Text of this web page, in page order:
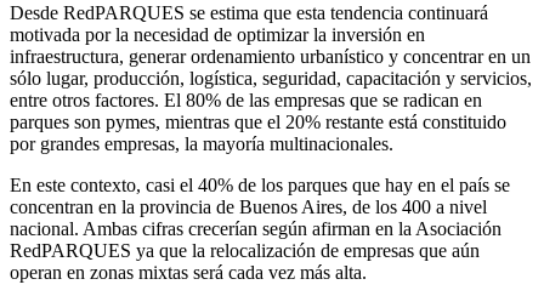
Desde RedPARQUES se estima que esta tendencia continuará
motivada por la necesidad de optimizar la inversión en
infraestructura, generar ordenamiento urbanístico y concentrar en un
sólo lugar, producción, logística, seguridad, capacitación y servicios,
entre otros factores. El 80% de las empresas que se radican en
parques son pymes, mientras que el 20% restante está constituido
por grandes empresas, la mayoría multinacionales.
En este contexto, casi el 40% de los parques que hay en el país se
concentran en la provincia de Buenos Aires, de los 400 a nivel
nacional. Ambas cifras crecerían según afirman en la Asociación
RedPARQUES ya que la relocalización de empresas que aún
operan en zonas mixtas será cada vez más alta.